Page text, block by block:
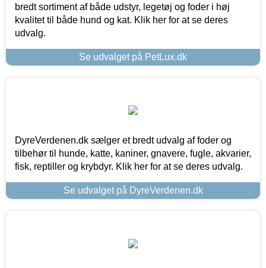
bredt sortiment af både udstyr, legetøj og foder i høj
kvalitet til både hund og kat. Klik her for at se deres
udvalg.
Se udvalget på PetLux.dk
DyreVerdenen.dk sælger et bredt udvalg af foder og
tilbehør til hunde, katte, kaniner, gnavere, fugle, akvarier,
fisk, reptiller og krybdyr. Klik her for at se deres udvalg.
Se udvalget på DyreVerdenen.dk